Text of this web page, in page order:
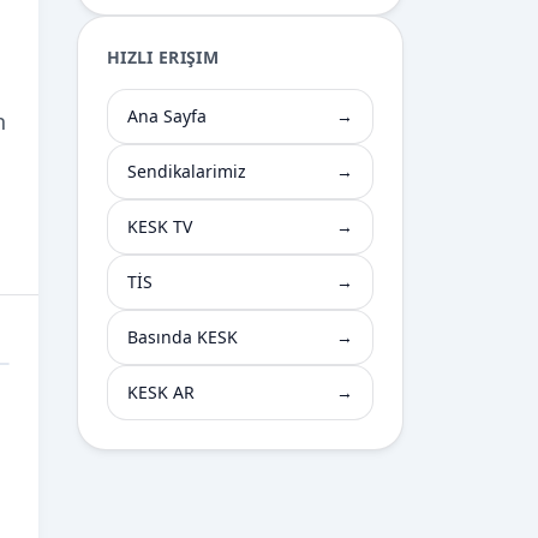
HIZLI ERIŞIM
Ana Sayfa →
Sendikalarimiz →
KESK TV →
TİS →
Basında KESK →
KESK AR →